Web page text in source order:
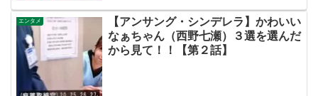
エンタメ
【アンサング・シンデレラ】かわいい
なぁちゃん（西野七瀬）３選を選んだ
から見て！！【第２話】